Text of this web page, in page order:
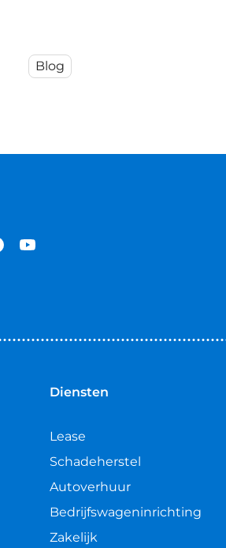
Blog
Diensten
Lease
Schadeherstel
Autoverhuur
Bedrijfswageninrichting
Zakelijk